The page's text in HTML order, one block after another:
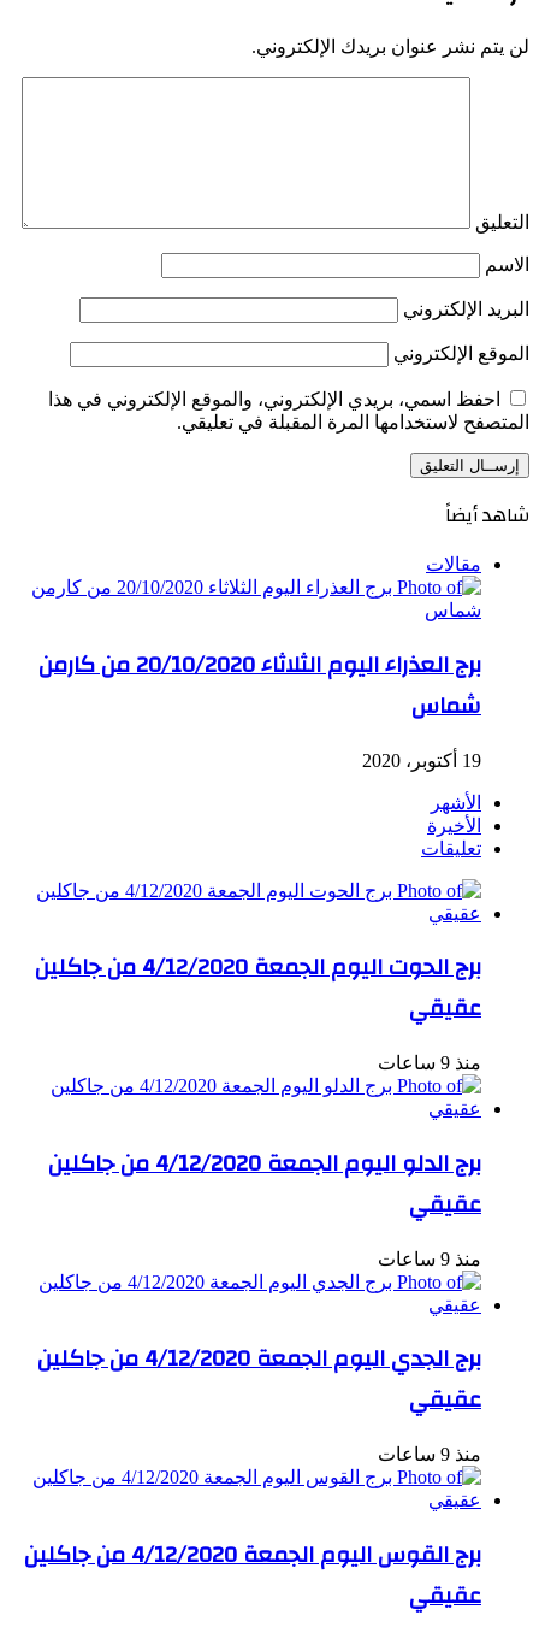
لن يتم نشر عنوان بريدك الإلكتروني.
التعليق
الاسم
البريد الإلكتروني
الموقع الإلكتروني
احفظ اسمي، بريدي الإلكتروني، والموقع الإلكتروني في هذا
المتصفح لاستخدامها المرة المقبلة في تعليقي.
شاهد أيضاً
مقالات
برج العذراء اليوم الثلاثاء 20/10/2020 من كارمن
شماس
19 أكتوبر، 2020
الأشهر
الأخيرة
تعليقات
برج الحوت اليوم الجمعة 4/12/2020 من جاكلين
عقيقي
منذ 9 ساعات
برج الدلو اليوم الجمعة 4/12/2020 من جاكلين
عقيقي
منذ 9 ساعات
برج الجدي اليوم الجمعة 4/12/2020 من جاكلين
عقيقي
منذ 9 ساعات
برج القوس اليوم الجمعة 4/12/2020 من جاكلين
عقيقي